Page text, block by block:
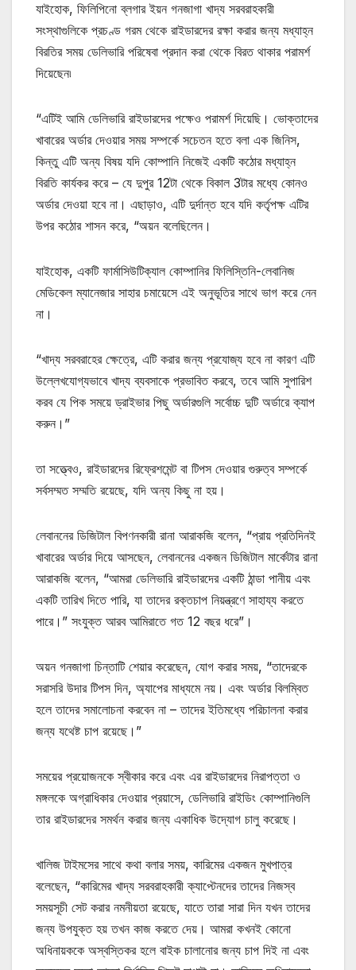
যাইহোক, ফিলিপিনো ব্লগার ইয়ন গনজাগা খাদ্য সরবরাহকারী
সংস্থাগুলিকে প্রচণ্ড গরম থেকে রাইডারদের রক্ষা করার জন্য মধ্যাহ্ন
বিরতির সময় ডেলিভারি পরিষেবা প্রদান করা থেকে বিরত থাকার পরামর্শ
দিয়েছেন৷
“এটিই আমি ডেলিভারি রাইডারদের পক্ষেও পরামর্শ দিয়েছি। ভোক্তাদের
খাবারের অর্ডার দেওয়ার সময় সম্পর্কে সচেতন হতে বলা এক জিনিস,
কিন্তু এটি অন্য বিষয় যদি কোম্পানি নিজেই একটি কঠোর মধ্যাহ্ন
বিরতি কার্যকর করে – যে দুপুর 12টা থেকে বিকাল 3টার মধ্যে কোনও
অর্ডার দেওয়া হবে না। এছাড়াও, এটি দুর্দান্ত হবে যদি কর্তৃপক্ষ এটির
উপর কঠোর শাসন করে, “অয়ন বলেছিলেন।
যাইহোক, একটি ফার্মাসিউটিক্যাল কোম্পানির ফিলিস্তিনি-লেবানিজ
মেডিকেল ম্যানেজার সাহার চমায়েসে এই অনুভূতির সাথে ভাগ করে নেন
না।
“খাদ্য সরবরাহের ক্ষেত্রে, এটি করার জন্য প্রযোজ্য হবে না কারণ এটি
উল্লেখযোগ্যভাবে খাদ্য ব্যবসাকে প্রভাবিত করবে, তবে আমি সুপারিশ
করব যে পিক সময়ে ড্রাইভার পিছু অর্ডারগুলি সর্বোচ্চ দুটি অর্ডারে ক্যাপ
করুন।”
তা সত্ত্বেও, রাইডারদের রিফ্রেশমেন্ট বা টিপস দেওয়ার গুরুত্ব সম্পর্কে
সর্বসম্মত সম্মতি রয়েছে, যদি অন্য কিছু না হয়।
লেবাননের ডিজিটাল বিপণনকারী রানা আরাকজি বলেন, “প্রায় প্রতিদিনই
খাবারের অর্ডার দিয়ে আসছেন, লেবাননের একজন ডিজিটাল মার্কেটার রানা
আরাকজি বলেন, “আমরা ডেলিভারি রাইডারদের একটি ঠান্ডা পানীয় এবং
একটি তারিখ দিতে পারি, যা তাদের রক্তচাপ নিয়ন্ত্রণে সাহায্য করতে
পারে।” সংযুক্ত আরব আমিরাতে গত 12 বছর ধরে”।
অয়ন গনজাগা চিন্তাটি শেয়ার করেছেন, যোগ করার সময়, “তাদেরকে
সরাসরি উদার টিপস দিন, অ্যাপের মাধ্যমে নয়। এবং অর্ডার বিলম্বিত
হলে তাদের সমালোচনা করবেন না – তাদের ইতিমধ্যে পরিচালনা করার
জন্য যথেষ্ট চাপ রয়েছে।”
সময়ের প্রয়োজনকে স্বীকার করে এবং এর রাইডারদের নিরাপত্তা ও
মঙ্গলকে অগ্রাধিকার দেওয়ার প্রয়াসে, ডেলিভারি রাইডিং কোম্পানিগুলি
তার রাইডারদের সমর্থন করার জন্য একাধিক উদ্যোগ চালু করেছে।
খালিজ টাইমসের সাথে কথা বলার সময়, কারিমের একজন মুখপাত্র
বলেছেন, “কারিমের খাদ্য সরবরাহকারী ক্যাপ্টেনদের তাদের নিজস্ব
সময়সূচী সেট করার নমনীয়তা রয়েছে, যাতে তারা সারা দিন যখন তাদের
জন্য উপযুক্ত হয় তখন কাজ করতে দেয়। আমরা কখনই কোনো
অধিনায়ককে অস্বস্তিকর হলে বাইক চালানোর জন্য চাপ দিই না এবং